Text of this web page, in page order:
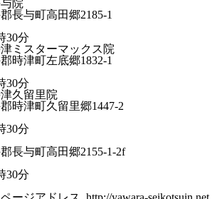
院
長与町高田郷2185-1
30分
ミスターマックス院
時津町左底郷1832-1
30分
久留里院
時津町久留里郷1447-2
30分
長与町高田郷2155-1-2f
30分